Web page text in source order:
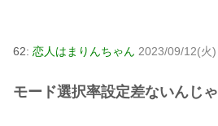
62: 恋人はまりんちゃん 2023/09/12(火
モード選択率設定差ないんじ